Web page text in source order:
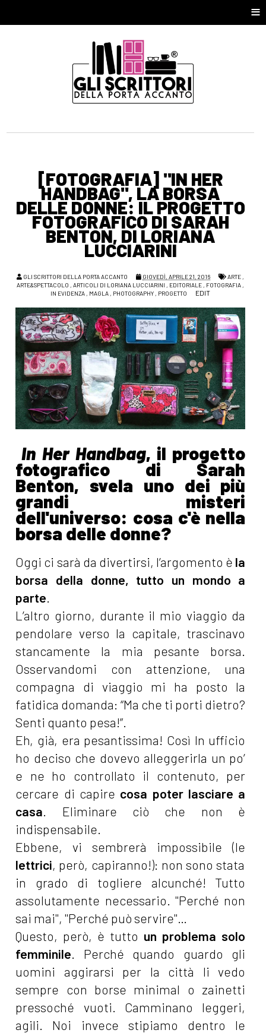
≡
[FOTOGRAFIA] "IN HER
HANDBAG", LA BORSA
DELLE DONNE: IL PROGETTO
FOTOGRAFICO DI SARAH
BENTON, DI LORIANA
LUCCIARINI
GLI SCRITTORI DELLA PORTA ACCANTO GIOVEDÌ, APRILE 21, 2016 ARTE ,
ARTE&SPETTACOLO ,ARTICOLI DI LORIANA LUCCIARINI , EDITORIALE , FOTOGRAFIA ,
IN EVIDENZA , MAGLA , PHOTOGRAPHY , PROGETTO EDIT
In Her Handbag, il progetto
fotografico di Sarah
Benton, svela uno dei più
grandi misteri
dell'universo: cosa c'è nella
borsa delle donne?
Oggi ci sarà da divertirsi, l’argomento è la
borsa della donne, tutto un mondo a
parte
L’altro giorno, durante il mio viaggio da
pendolare verso la capitale, trascinavo
stancamente la mia pesante borsa.
Osservandomi con attenzione, una
compagna di viaggio mi ha posto la
fatidica domanda: “Ma che ti porti dietro?
Senti quanto pesa!”.
Eh, già, era pesantissima! Così In ufficio
ho deciso che dovevo alleggerirla un po’
e ne ho controllato il contenuto, per
cercare di capire cosa poter lasciare a
casa . Eliminare ciò che non è
indispensabile.
Ebbene, vi sembrerà impossibile (le
lettrici, però, capiranno!): non sono stata
in grado di togliere alcunché! Tutto
assolutamente necessario. "Perché non
sai mai", "Perché può servire"…
Questo, però, è tutto un problema solo
femminile . Perché quando guardo gli
uomini aggirarsi per la città li vedo
sempre con borse minimal o zainetti
pressoché vuoti. Camminano leggeri,
agili. Noi invece stipiamo dentro le